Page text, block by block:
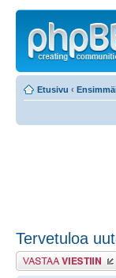
Etusivu ‹
Tervetuloa
Lähetä vastaus